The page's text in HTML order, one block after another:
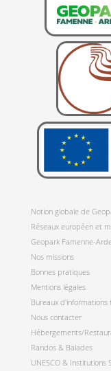
Notion globale de
Réseaux européen et
Geopark Famenne-
Nos missions
Bonnes pratiques
Mentions légales
Bureaux
Nous contacter
Hébergements/
Randos & Balades
UNESCO & Institutions